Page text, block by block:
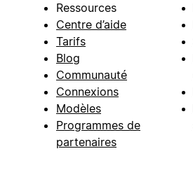
Ressources
Centre d’aide
Tarifs
Blog
Communauté
Connexions
Modèles
Programmes de
partenaires